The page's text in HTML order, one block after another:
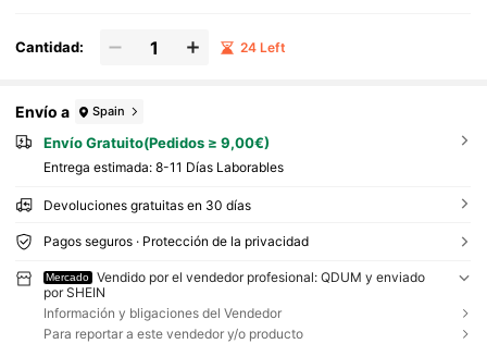
eriores extendidas, estilo de ala inclinada.
Cantidad: 24 Left
Envío a Spain
Envío Gratuito(Pedidos ≥ 9,00€)
Entrega estimada: 8-11 Días Laborables
Devoluciones gratuitas en 30 días
Pagos seguros · Protección de la privacidad
Mercado
Vendido por el vendedor profesional: QDUM y enviado
por SHEIN
Información y bligaciones del Vendedor
Para reportar a este vendedor y/o producto